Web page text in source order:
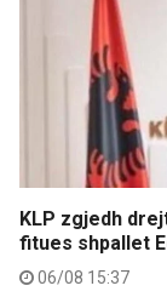
KLP zgjedh
fitues shpallet
06/08 15:37